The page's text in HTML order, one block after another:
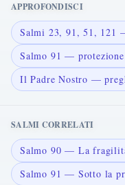
APPROFONDISCI
Salmi 23, 91, 51, 121
Salmo 91 —
Il Padre Nostro —
SALMI CORRELATI
Salmo 90 — La
Salmo 91 — Sotto la